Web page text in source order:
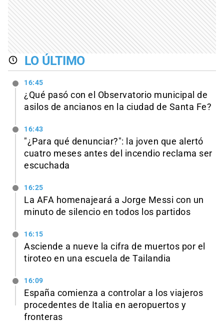
LO ÚLTIMO
16:45
¿Qué pasó con el Observatorio municipal de
asilos de ancianos en la ciudad de Santa Fe?
16:43
"¿Para qué denunciar?": la joven que alertó
cuatro meses antes del incendio reclama ser
escuchada
16:25
La AFA homenajeará a Jorge Messi con un
minuto de silencio en todos los partidos
16:15
Asciende a nueve la cifra de muertos por el
tiroteo en una escuela de Tailandia
16:09
España comienza a controlar a los viajeros
procedentes de Italia en aeropuertos y
fronteras